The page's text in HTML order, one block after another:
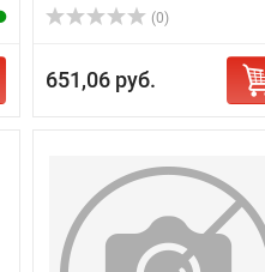
(0)
651,06 руб.